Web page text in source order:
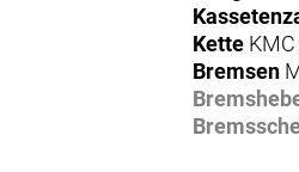
Kette
Bremsen